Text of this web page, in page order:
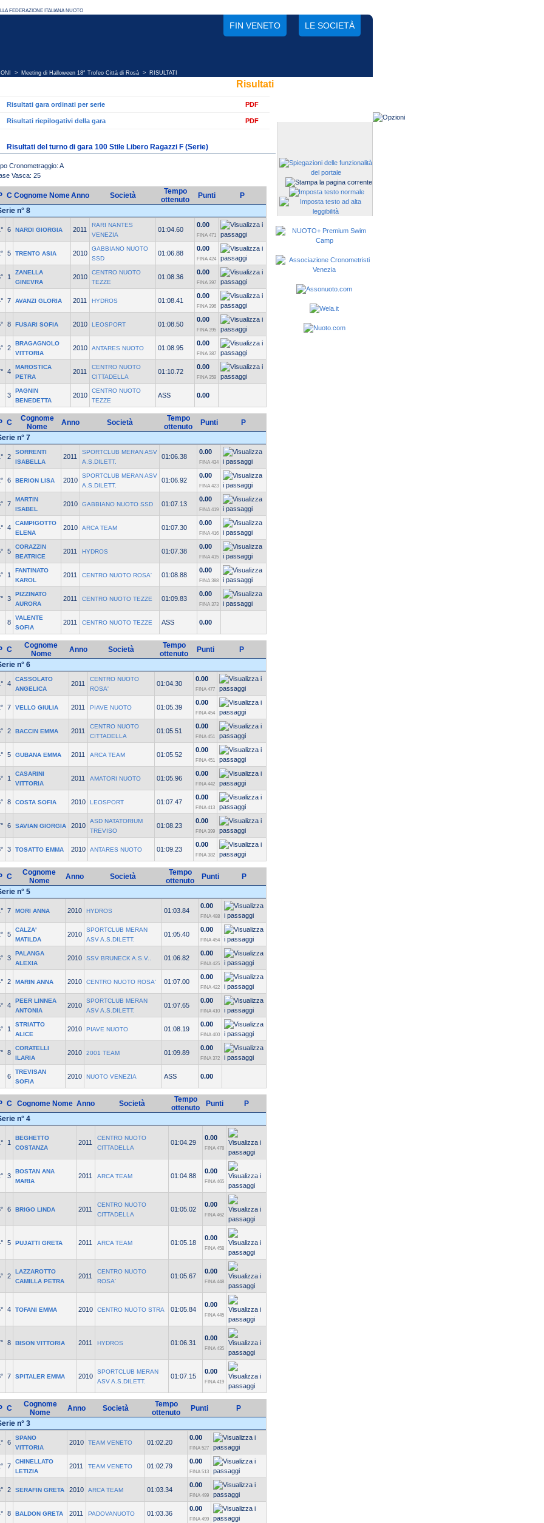
FIN VENETO LE SOCIETÀ
> Meeting di Halloween 18° Trofeo Città di Rosà > RISULTATI
Risultati
Risultati gara ordinati per serie PDF
Risultati riepilogativi della gara PDF
Risultati del turno di gara 100 Stile Libero Ragazzi F (Serie)
Cronometraggio: A
Vasca: 25
C Cognome NomeAnno Società
Tempo
ottenuto
Punti
P
n° 8
6 NARDI GIORGIA 2011
RARI NANTES
VENEZIA
01:04.60
0.00
FINA 471
5 TRENTO ASIA 2010
GABBIANO NUOTO
SSD
01:06.88
0.00
FINA 424
1
ZANELLA
GINEVRA
2010
CENTRO NUOTO
TEZZE
01:08.36
0.00
FINA 397
7 AVANZI GLORIA 2011 HYDROS 01:08.41
0.00
FINA 396
8 FUSARI SOFIA 2010 LEOSPORT 01:08.50
0.00
FINA 395
2
BRAGAGNOLO
VITTORIA
2010 ANTARES NUOTO 01:08.95
0.00
FINA 387
4
MAROSTICA
PETRA
2011
CENTRO NUOTO
CITTADELLA
01:10.72
0.00
FINA 359
3
PAGNIN
BENEDETTA
2010
CENTRO NUOTO
TEZZE
ASS 0.00
C
Cognome
Nome
Anno Società
Tempo
ottenuto
Punti
P
n° 7
2
SORRENTI
ISABELLA
2011
SPORTCLUB MERAN ASV
A.S.DILETT.
01:06.38
0.00
FINA 434
6 BERION LISA 2010
SPORTCLUB MERAN ASV
A.S.DILETT.
01:06.92
0.00
FINA 423
7
MARTIN
ISABEL
2010 GABBIANO NUOTO SSD 01:07.13
0.00
FINA 419
4
CAMPIGOTTO
ELENA
2010 ARCA TEAM 01:07.30
0.00
FINA 416
5
CORAZZIN
BEATRICE
2011 HYDROS 01:07.38
0.00
FINA 415
1
FANTINATO
KAROL
2011 CENTRO NUOTO ROSA' 01:08.88
0.00
FINA 388
3
PIZZINATO
AURORA
2011 CENTRO NUOTO TEZZE 01:09.83
0.00
FINA 373
8
VALENTE
SOFIA
2011 CENTRO NUOTO TEZZE ASS 0.00
C
Cognome
Nome
Anno Società
Tempo
ottenuto
Punti
P
n° 6
4
CASSOLATO
ANGELICA
2011
CENTRO NUOTO
ROSA'
01:04.30
0.00
FINA 477
7 VELLO GIULIA 2011 PIAVE NUOTO 01:05.39
0.00
FINA 454
2 BACCIN EMMA 2011
CENTRO NUOTO
CITTADELLA
01:05.51
0.00
FINA 451
5 GUBANA EMMA 2011 ARCA TEAM 01:05.52
0.00
FINA 451
1
CASARINI
VITTORIA
2011 AMATORI NUOTO 01:05.96
0.00
FINA 442
8 COSTA SOFIA 2010 LEOSPORT 01:07.47
0.00
FINA 413
6 SAVIAN GIORGIA 2010
ASD NATATORIUM
TREVISO
01:08.23
0.00
FINA 399
3 TOSATTO EMMA 2010 ANTARES NUOTO 01:09.23
0.00
FINA 382
C
Cognome
Nome
Anno Società
Tempo
ottenuto
Punti
P
n° 5
7 MORI ANNA 2010 HYDROS 01:03.84
0.00
FINA 488
5
CALZA'
MATILDA
2010
SPORTCLUB MERAN
ASV A.S.DILETT.
01:05.40
0.00
FINA 454
3
PALANGA
ALEXIA
2010 SSV BRUNECK A.S.V.. 01:06.82
0.00
FINA 425
2 MARIN ANNA 2010 CENTRO NUOTO ROSA' 01:07.00
0.00
FINA 422
4
PEER LINNEA
ANTONIA
2010
SPORTCLUB MERAN
ASV A.S.DILETT.
01:07.65
0.00
FINA 410
1
STRIATTO
ALICE
2010 PIAVE NUOTO 01:08.19
0.00
FINA 400
8
CORATELLI
ILARIA
2010 2001 TEAM 01:09.89
0.00
FINA 372
6
TREVISAN
SOFIA
2010 NUOTO VENEZIA ASS 0.00
C Cognome Nome Anno Società
Tempo
ottenuto
Punti
P
n° 4
1
BEGHETTO
COSTANZA
2011
CENTRO NUOTO
CITTADELLA
01:04.29
0.00
FINA 478
3
BOSTAN ANA
MARIA
2011 ARCA TEAM 01:04.88
0.00
FINA 465
6 BRIGO LINDA 2011
CENTRO NUOTO
CITTADELLA
01:05.02
0.00
FINA 462
5 PUJATTI GRETA 2011 ARCA TEAM 01:05.18
0.00
FINA 458
2
LAZZAROTTO
CAMILLA PETRA
2011
CENTRO NUOTO
ROSA'
01:05.67
0.00
FINA 448
4 TOFANI EMMA 2010 CENTRO NUOTO STRA 01:05.84
0.00
FINA 445
8 BISON VITTORIA 2011 HYDROS 01:06.31
0.00
FINA 435
7 SPITALER EMMA 2010
SPORTCLUB MERAN
ASV A.S.DILETT.
01:07.15
0.00
FINA 419
C
Cognome
Nome
Anno Società
Tempo
ottenuto
Punti
P
n° 3
6
SPANO
VITTORIA
2010 TEAM VENETO 01:02.20
0.00
FINA 527
7
CHINELLATO
LETIZIA
2011 TEAM VENETO 01:02.79
0.00
FINA 513
2 SERAFIN GRETA 2010 ARCA TEAM 01:03.34
0.00
FINA 499
8 BALDON GRETA 2011 PADOVANUOTO 01:03.36
0.00
FINA 499